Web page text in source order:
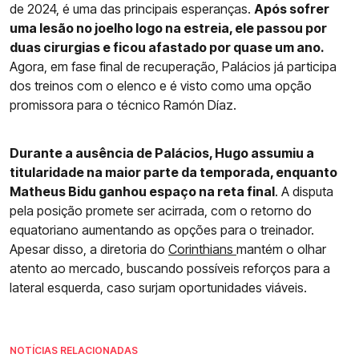
de 2024, é uma das principais esperanças. Após sofrer
uma lesão no joelho logo na estreia, ele passou por
duas cirurgias e ficou afastado por quase um ano.
Agora, em fase final de recuperação, Palácios já participa
dos treinos com o elenco e é visto como uma opção
promissora para o técnico Ramón Díaz.
Durante a ausência de Palácios, Hugo assumiu a
titularidade na maior parte da temporada, enquanto
Matheus Bidu ganhou espaço na reta final. A disputa
pela posição promete ser acirrada, com o retorno do
equatoriano aumentando as opções para o treinador.
Apesar disso, a diretoria do Corinthians mantém o olhar
atento ao mercado, buscando possíveis reforços para a
lateral esquerda, caso surjam oportunidades viáveis.
NOTÍCIAS RELACIONADAS